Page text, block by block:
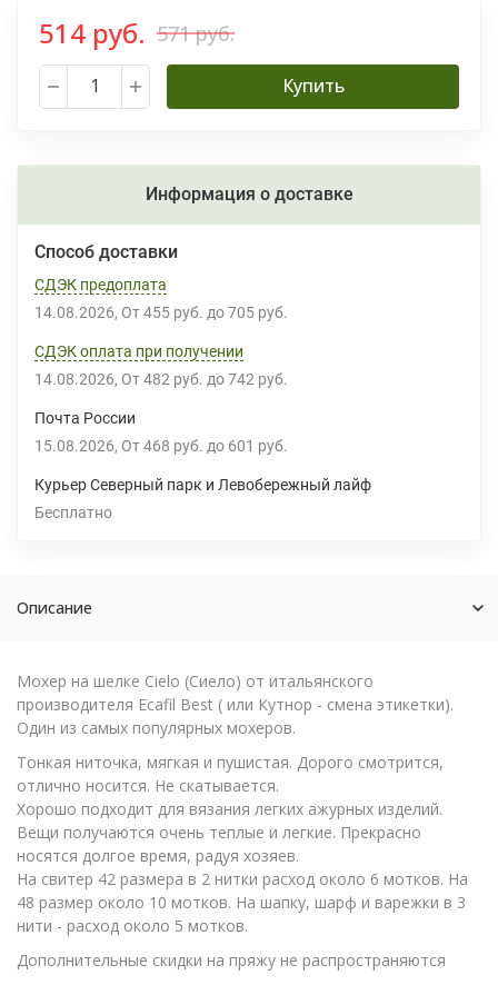
514 руб. 571 руб.
Купить
Информация о доставке
Способ доставки
СДЭК предоплата
14.08.2026 От 455 руб. до 705 руб.
СДЭК оплата при получении
14.08.2026 От 482 руб. до 742 руб.
Почта России
15.08.2026 От 468 руб. до 601 руб.
Курьер Северный парк и Левобережный лайф
Бесплатно
Описание
Мохер на шелке Cielo (Сиело) от итальянского
производителя Ecafil Best ( или Кутнор - смена этикетки).
Один из самых популярных мохеров.
Тонкая ниточка, мягкая и пушистая. Дорого смотрится,
отлично носится. Не скатывается.
Хорошо подходит для вязания легких ажурных изделий.
Вещи получаются очень теплые и легкие. Прекрасно
носятся долгое время, радуя хозяев.
На свитер 42 размера в 2 нитки расход около 6 мотков. На
48 размер около 10 мотков. На шапку, шарф и варежки в 3
нити - расход около 5 мотков.
Дополнительные скидки на пряжу не распространяются